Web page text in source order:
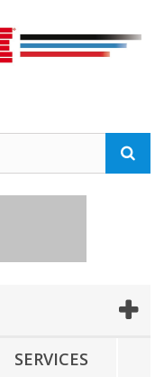
SERVICES